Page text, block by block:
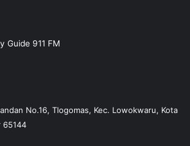
Guide 911 FM
No.16, Tlogomas, Kec. Lowokwaru, Kota
65144